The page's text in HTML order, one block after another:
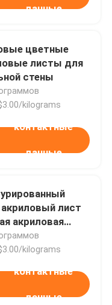
данные
цветные
листы для
стены
kilograms
контактные
данные
лист
акриловая
- 40 мм
kilograms
контактные
данные